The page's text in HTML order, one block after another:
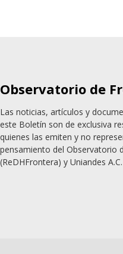
Observatorio de
Las noticias, artículos y
este Boletín son de exclusiva
quienes las emiten y no
pensamiento del Observatorio
(ReDHFrontera) y Uniandes A.C.